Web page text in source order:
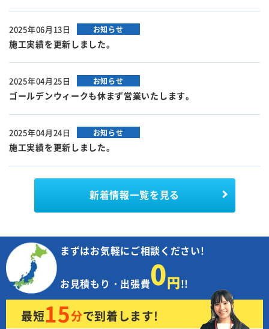
2025年06月13日 お知らせ
施工実績を更新しました。
2025年04月25日 お知らせ
ゴールデンウィークも休まず営業いたします。
2025年04月24日 お知らせ
施工実績を更新しました。
新着情報一覧を見る
まずはお気軽にご相談ください!
お見積もり・出張費0円!!
最短15分で到着します!